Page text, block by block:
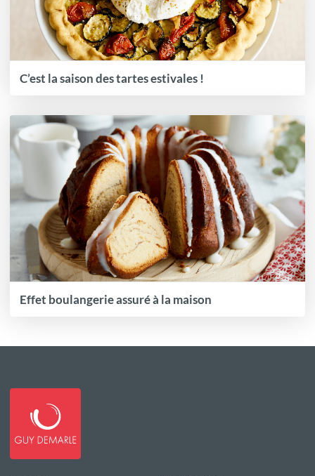
C’est la saison des tartes estivales !
Effet boulangerie assuré à la maison